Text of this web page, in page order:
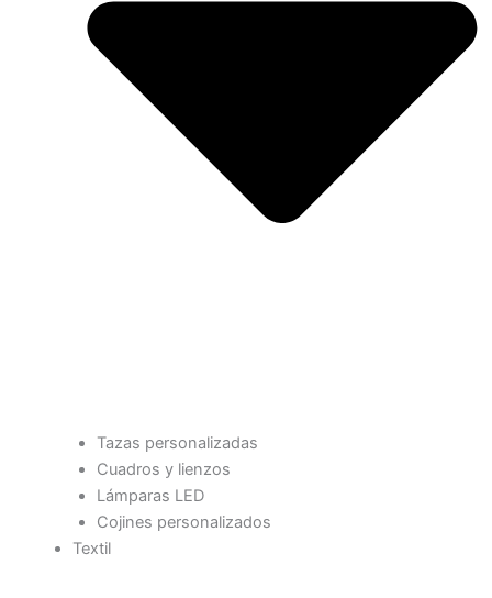
Tazas personalizadas
Cuadros y lienzos
Lámparas LED
Cojines personalizados
Textil